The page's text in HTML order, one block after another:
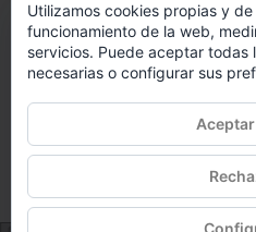
Nuestro objetivo es conseguir la
óptima, la de mejor calidad y la
experiencia y calidad de vida.
Utilizamos cookies propias y
funcionamiento de la web,
servicios. Puede aceptar todas
necesarias o configurar sus